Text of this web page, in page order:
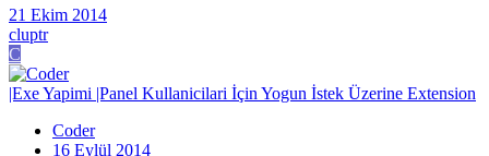
21 Ekim 2014
cluptr
C
|Exe Yapimi |Panel Kullanicilari İçin Yogun İstek Üzerine Extension
Coder
16 Eylül 2014